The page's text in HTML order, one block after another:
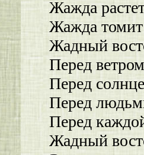
Жажда
Жажда
Жадный
Перед
Перед
Перед
Перед
Жадный